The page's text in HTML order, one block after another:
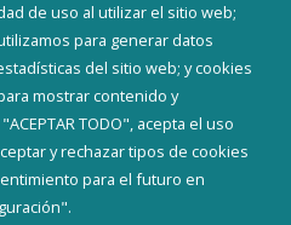
de uso al utilizar el sitio web;
para generar datos
del sitio web; y cookies
mostrar contenido y
TODO", acepta el uso
y rechazar tipos de cookies
para el futuro en
SESIÓN
WEB